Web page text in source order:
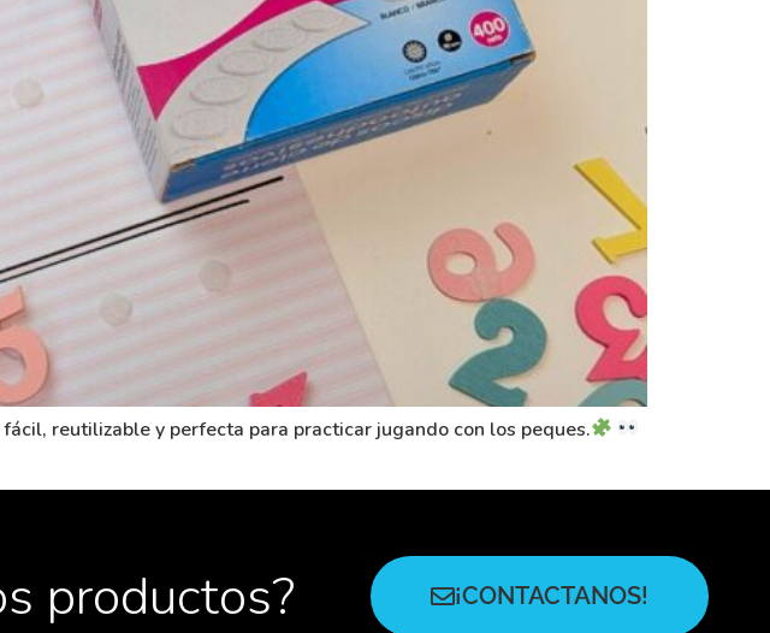
reutilizable y perfecta para practicar jugando con los peques.
productos? ¡CONTACTANOS!